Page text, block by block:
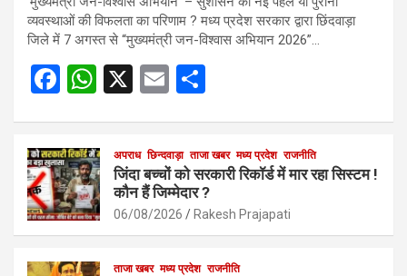
व्यवस्थाओं की विफलता का परिणाम ? मध्य प्रदेश सरकार द्वारा छिंदवाड़ा
जिले में 7 अगस्त से “मुख्यमंत्री जन-विश्वास अभियान 2026”…
F
b
o
o
k
W
s
A
p
p
X
E
e
अपराध छिन्दवाड़ा ताजा खबर मध्य प्रदेश राजनीति
जिंदा बच्चों को सरकारी रिकॉर्ड में मार रहा सिस्टम !
कौन हैं जिम्मेदार ?
06/08/2026 Rakesh Prajapati
ताजा खबर मध्य प्रदेश राजनीति